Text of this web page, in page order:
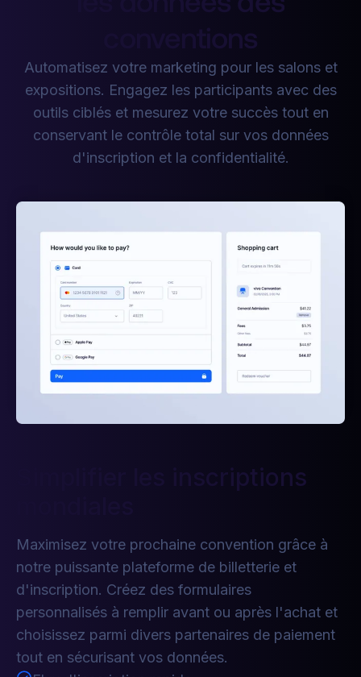
conventions
Automatisez votre marketing pour les salons et
expositions. Engagez les participants avec des
outils ciblés et mesurez votre succès tout en
conservant le contrôle total sur vos données
d'inscription et la confidentialité.
Simplifier les inscriptions
Maximisez votre prochaine convention grâce à
notre puissante plateforme de billetterie et
d'inscription. Créez des formulaires
personnalisés à remplir avant ou après l'achat et
choisissez parmi divers partenaires de paiement
tout en sécurisant vos données.